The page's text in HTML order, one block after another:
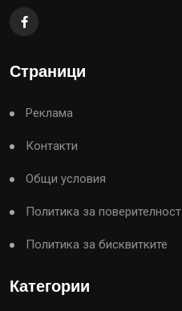
Страници
Реклама
Контакти
Общи условия
Политика за поверителност
Политика за бисквитките
Категории